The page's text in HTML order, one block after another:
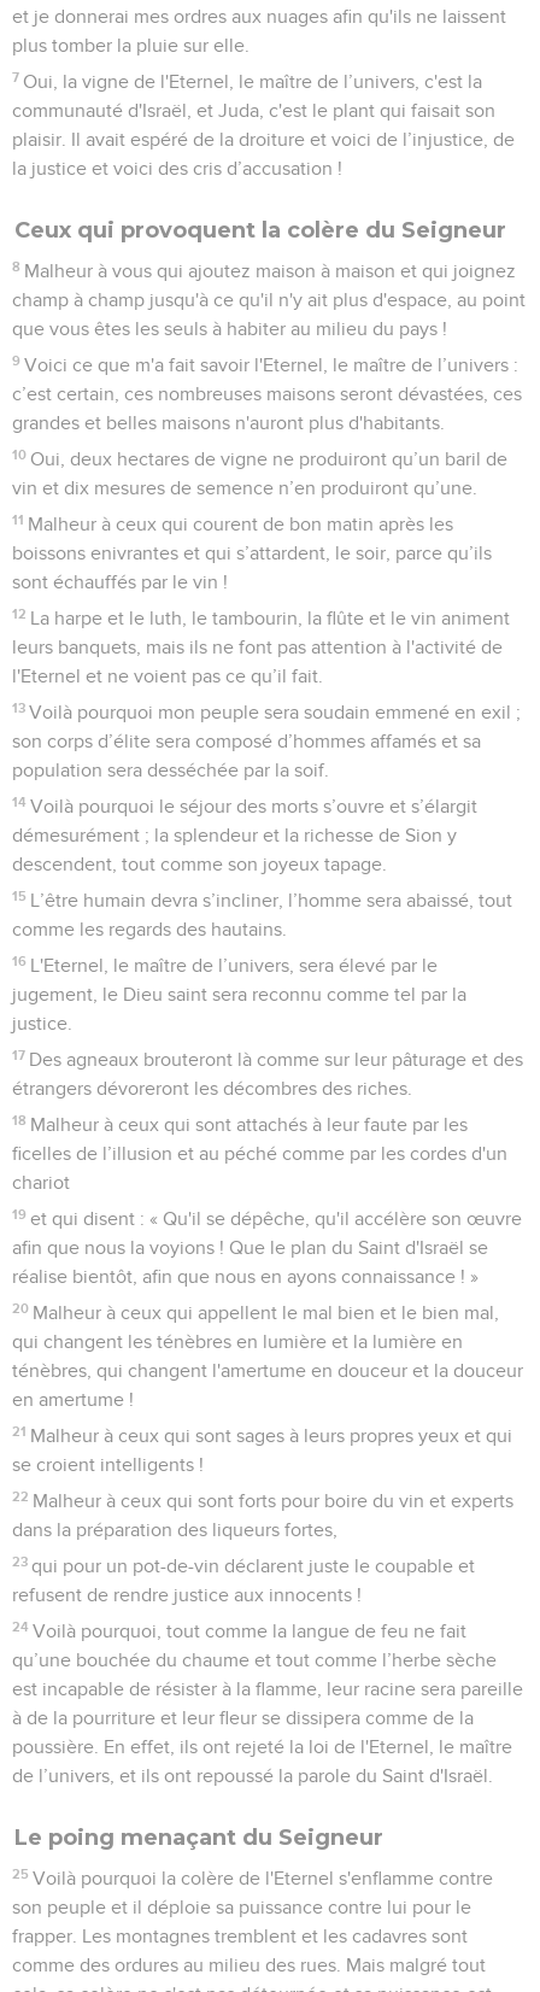
et je donnerai mes ordres aux nuages afin qu'ils ne laissent
plus tomber la pluie sur elle.
7 Oui, la vigne de l'Eternel, le maître de l’univers, c'est la
communauté d'Israël, et Juda, c'est le plant qui faisait son
plaisir. Il avait espéré de la droiture et voici de l’injustice, de
la justice et voici des cris d’accusation !
Ceux qui provoquent la colère du Seigneur
8 Malheur à vous qui ajoutez maison à maison et qui joignez
champ à champ jusqu'à ce qu'il n'y ait plus d'espace, au point
que vous êtes les seuls à habiter au milieu du pays !
9 Voici ce que m'a fait savoir l'Eternel, le maître de l’univers :
c’est certain, ces nombreuses maisons seront dévastées, ces
grandes et belles maisons n'auront plus d'habitants.
10 Oui, deux hectares de vigne ne produiront qu’un baril de
vin et dix mesures de semence n’en produiront qu’une.
11 Malheur à ceux qui courent de bon matin après les
boissons enivrantes et qui s’attardent, le soir, parce qu’ils
sont échauffés par le vin !
12 La harpe et le luth, le tambourin, la flûte et le vin animent
leurs banquets, mais ils ne font pas attention à l'activité de
l'Eternel et ne voient pas ce qu’il fait.
13 Voilà pourquoi mon peuple sera soudain emmené en exil ;
son corps d’élite sera composé d’hommes affamés et sa
population sera desséchée par la soif.
14 Voilà pourquoi le séjour des morts s’ouvre et s’élargit
démesurément ; la splendeur et la richesse de Sion y
descendent, tout comme son joyeux tapage.
15 L’être humain devra s’incliner, l’homme sera abaissé, tout
comme les regards des hautains.
16 L'Eternel, le maître de l’univers, sera élevé par le
jugement, le Dieu saint sera reconnu comme tel par la
justice.
17 Des agneaux brouteront là comme sur leur pâturage et des
étrangers dévoreront les décombres des riches.
18 Malheur à ceux qui sont attachés à leur faute par les
ficelles de l’illusion et au péché comme par les cordes d'un
chariot
19 et qui disent : « Qu'il se dépêche, qu'il accélère son œuvre
afin que nous la voyions ! Que le plan du Saint d'Israël se
réalise bientôt, afin que nous en ayons connaissance ! »
20 Malheur à ceux qui appellent le mal bien et le bien mal,
qui changent les ténèbres en lumière et la lumière en
ténèbres, qui changent l'amertume en douceur et la douceur
en amertume !
21 Malheur à ceux qui sont sages à leurs propres yeux et qui
se croient intelligents !
22 Malheur à ceux qui sont forts pour boire du vin et experts
dans la préparation des liqueurs fortes,
23 qui pour un pot-de-vin déclarent juste le coupable et
refusent de rendre justice aux innocents !
24 Voilà pourquoi, tout comme la langue de feu ne fait
qu’une bouchée du chaume et tout comme l’herbe sèche
est incapable de résister à la flamme, leur racine sera pareille
à de la pourriture et leur fleur se dissipera comme de la
poussière. En effet, ils ont rejeté la loi de l'Eternel, le maître
de l’univers, et ils ont repoussé la parole du Saint d'Israël.
Le poing menaçant du Seigneur
25 Voilà pourquoi la colère de l'Eternel s'enflamme contre
son peuple et il déploie sa puissance contre lui pour le
frapper. Les montagnes tremblent et les cadavres sont
comme des ordures au milieu des rues. Mais malgré tout